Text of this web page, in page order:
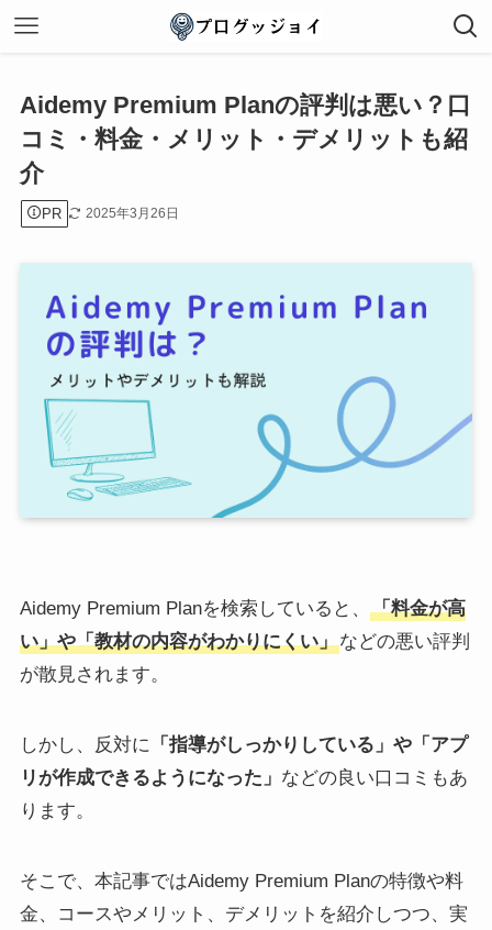
Aidemy Premium Planの評判は悪い？口
コミ・料金・メリット・デメリットも紹
介
PR 2025年3月26日
Aidemy Premium Planを検索していると、
「料金が高
い」や「教材の内容がわかりにくい」などの悪い評判
が散見されます。
しかし、反対に
「指導がしっかりしている」や「アプ
リが作成できるようになった」 などの良い口コミもあ
ります。
そこで、本記事ではAidemy Premium Planの特徴や料
金、コースやメリット、デメリットを紹介しつつ、実